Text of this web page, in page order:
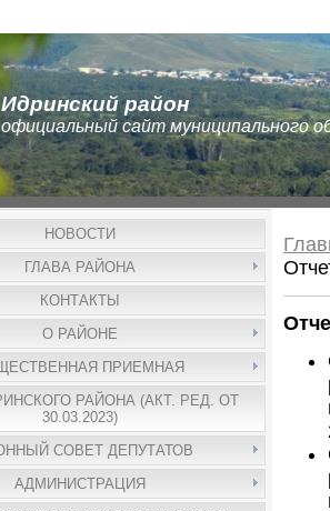
Идринский район
официальный сайт муниципального
НОВОСТИ
ГЛАВА РАЙОНА
КОНТАКТЫ
О РАЙОНЕ
ПРИЕМНАЯ
РАЙОНА (АКТ. РЕД. ОТ
30.03.2023)
СОВЕТ ДЕПУТАТОВ
АДМИНИСТРАЦИЯ